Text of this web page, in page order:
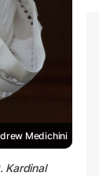
Medichini
Kardinal